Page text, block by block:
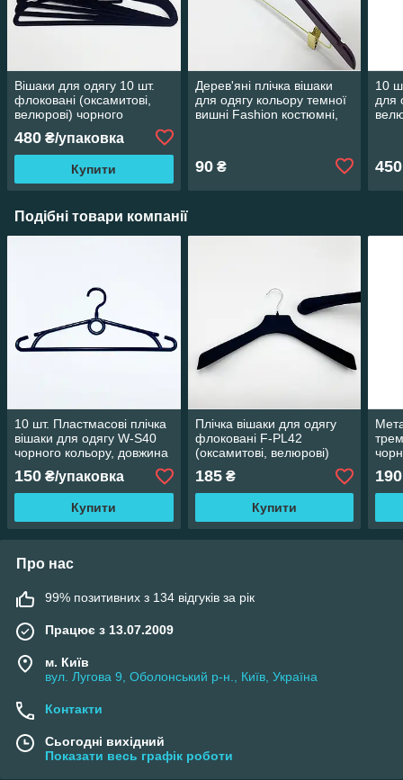
Вішаки для одягу 10 шт.
флоковані (оксамитові,
велюрові) чорного
кольору, довжина 410 мм
480 ₴/упаковка
Купити
Дерев'яні плічка вішаки
для одягу кольору темної
вишні Fashion костюмні,
90₴
10
для
450
Подібні товари компанії
10 шт. Пластмасові плічка
вішаки для одягу W-S40
чорного кольору, довжина
400 мм
150 ₴/упаковка
Купити
Плічка вішаки для одягу
флоковані F-PL42
(оксамитові, велюрові)
широкі чорного кольору,
довжина 420 мм
185₴
Купити
4,5
190
Про нас
99% позитивних з 134 відгуків за рік
Працює з 13.07.2009
м. Київ
вул. Лугова 9, Оболонський р-н., Київ, Україна
Контакти
Сьогодні вихідний
Показати весь графік роботи